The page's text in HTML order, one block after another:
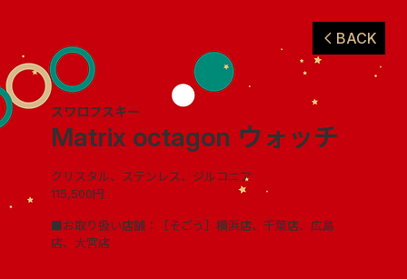
BACK
スワロフスキー
Matrix octagon ウォッチ
クリスタル、ステンレス、ジルコニア
115,500円
■お取り扱い店舗：［そごう］横浜店、千葉店、広島
店、大宮店